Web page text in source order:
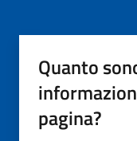
Quanto
pagina?